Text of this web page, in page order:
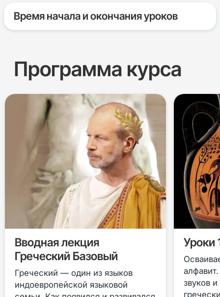
Время начала и окончания уроков
Программа курса
Вводная лекция
Греческий Базовый
Греческий — один из языков
индоевропейской языковой
Уроки
звуков